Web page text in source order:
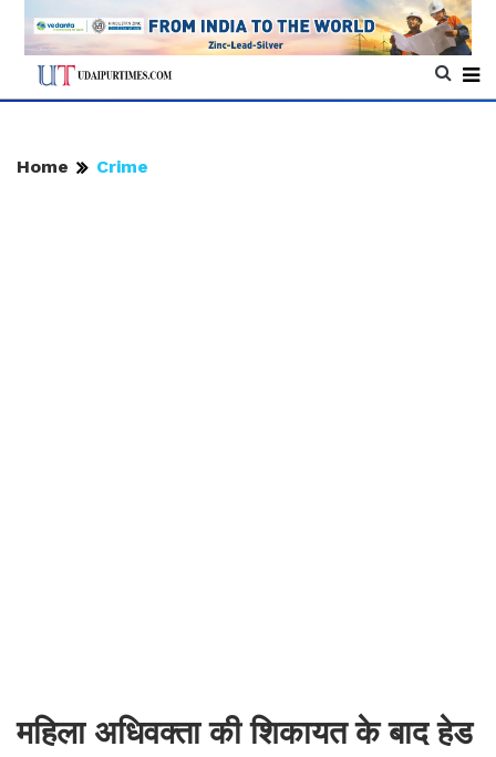
Home Crime
महिला अधिवक्ता की शिकायत के बाद हेड